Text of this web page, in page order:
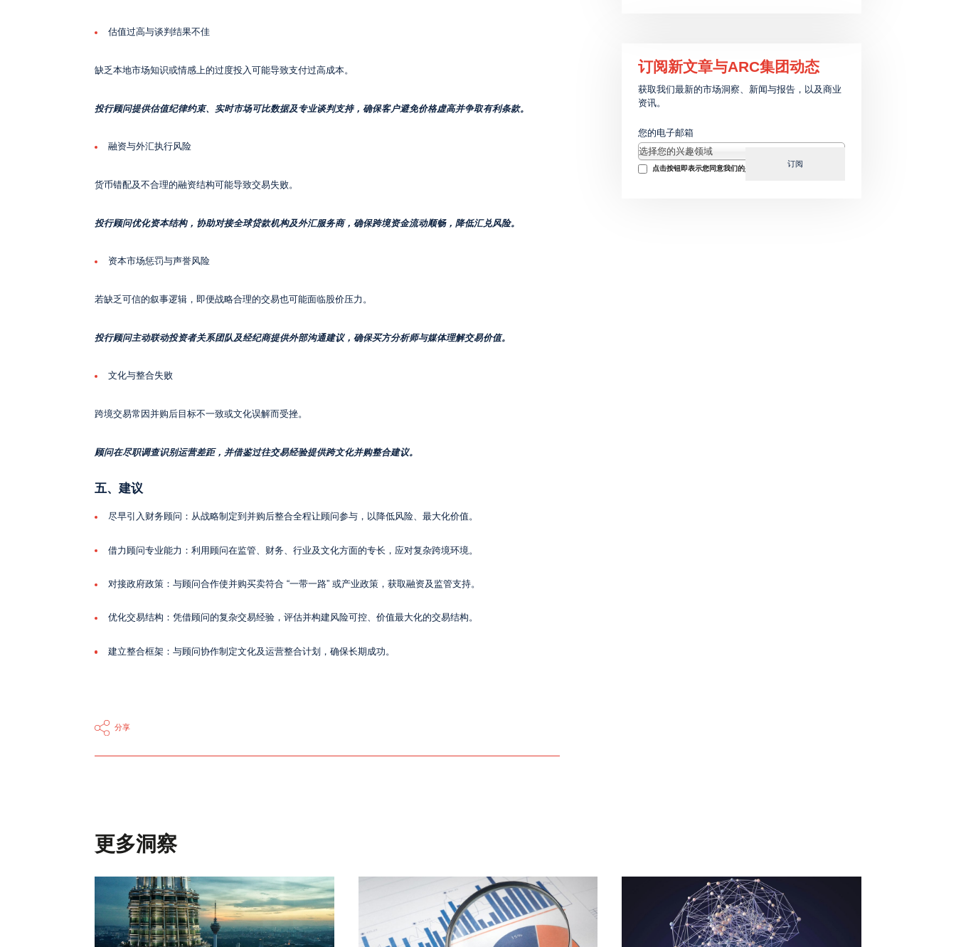
估值过高与谈判结果不佳
缺乏本地市场知识或情感上的过度投入可能导致支付过高成本。
投行顾问提供估值纪律约束、实时市场可比数据及专业谈判支持，确保客户避免价格虚高并争取有利条款。
融资与外汇执行风险
货币错配及不合理的融资结构可能导致交易失败。
投行顾问优化资本结构，协助对接全球贷款机构及外汇服务商，确保跨境资金流动顺畅，降低汇兑风险。
资本市场惩罚与声誉风险
若缺乏可信的叙事逻辑，即便战略合理的交易也可能面临股价压力。
投行顾问主动联动投资者关系团队及经纪商提供外部沟通建议，确保买方分析师与媒体理解交易价值。
文化与整合失败
跨境交易常因并购后目标不一致或文化误解而受挫。
顾问在尽职调查识别运营差距，并借鉴过往交易经验提供跨文化并购整合建议。
五、建议
尽早引入财务顾问：从战略制定到并购后整合全程让顾问参与，以降低风险、最大化价值。
借力顾问专业能力：利用顾问在监管、财务、行业及文化方面的专长，应对复杂跨境环境。
对接政府政策：与顾问合作使并购买卖符合 “一带一路” 或产业政策，获取融资及监管支持。
优化交易结构：凭借顾问的复杂交易经验，评估并构建风险可控、价值最大化的交易结构。
建立整合框架：与顾问协作制定文化及运营整合计划，确保长期成功。
分享
订阅新文章与ARC集团动态
获取我们最新的市场洞察、新闻与报告，以及商业
资讯。
您的电子邮箱
选择您的兴趣领域
选择您的兴趣领域
Consent
点击按钮即表示您同意我们的条款 隐私政策。
订阅
更多洞察